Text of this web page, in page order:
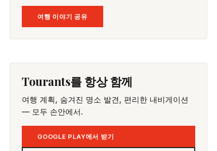
여행 이야기 공유
Tourants를 항상 함께
여행 계획, 숨겨진 명소 발견, 편리한 내비게이션
— 모두 손안에서.
GOOGLE PLAY에서 받기